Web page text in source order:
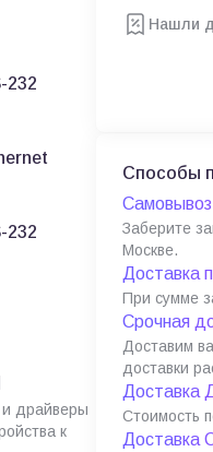
232
232
и драйверы
к
Нашли
Способы
Заберите
Москве.
Доставка
При сумме
Срочная
Доставим
доставки
Доставка
Стоимость
Доставка